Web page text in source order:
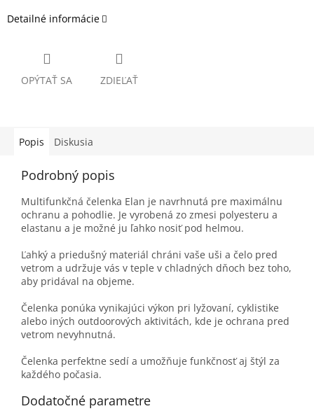
Detailné informácie
OPÝTAŤ SA ZDIEĽAŤ
Popis Diskusia
Podrobný popis
Multifunkčná čelenka Elan je navrhnutá pre maximálnu
ochranu a pohodlie. Je vyrobená zo zmesi polyesteru a
elastanu a je možné ju ľahko nosiť pod helmou.
Ľahký a priedušný materiál chráni vaše uši a čelo pred
vetrom a udržuje vás v teple v chladných dňoch bez toho,
aby pridával na objeme.
Čelenka ponúka vynikajúci výkon pri lyžovaní, cyklistike
alebo iných outdoorových aktivitách, kde je ochrana pred
vetrom nevyhnutná.
Čelenka perfektne sedí a umožňuje funkčnosť aj štýl za
každého počasia.
Dodatočné parametre